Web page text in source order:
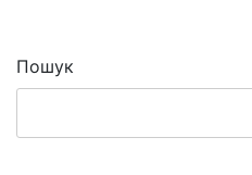
Пошук